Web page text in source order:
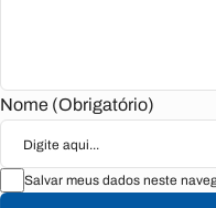
Nome (Obrigatório)
Salvar meus dados neste